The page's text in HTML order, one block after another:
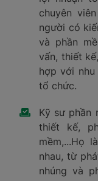
chuyên
người có
và phần
vấn, thiết
hợp với
tổ chức.
Kỹ sư phần
thiết kế,
mềm,...Họ
nhau, từ
nhúng và